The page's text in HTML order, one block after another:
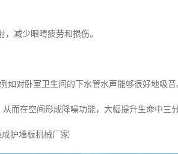
减少眼睛疲劳和损伤。
对卧室卫生间的下水管水声能够很好地吸
而在空间形成降噪功能，大幅提升生命中三
护墙板机械厂家